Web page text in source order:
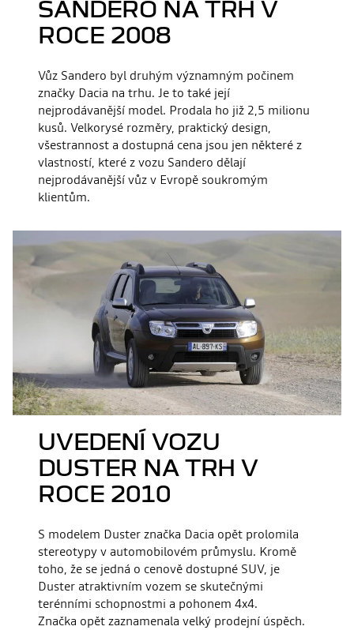
SANDERO NA TRH V
ROCE 2008
Vůz Sandero byl druhým významným počinem
značky Dacia na trhu. Je to také její
nejprodávanější model. Prodala ho již 2,5 milionu
kusů. Velkorysé rozměry, praktický design,
všestrannost a dostupná cena jsou jen některé z
vlastností, které z vozu Sandero dělají
nejprodávanější vůz v Evropě soukromým
klientům.
UVEDENÍ VOZU
DUSTER NA TRH V
ROCE 2010
S modelem Duster značka Dacia opět prolomila
stereotypy v automobilovém průmyslu. Kromě
toho, že se jedná o cenově dostupné SUV, je
Duster atraktivním vozem se skutečnými
terénními schopnostmi a pohonem 4x4.
Značka opět zaznamenala velký prodejní úspěch.